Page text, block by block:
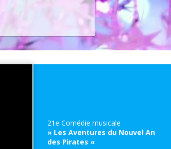
21e Comédie musicale
» Les Aventures du Nouvel An
des Pirates «